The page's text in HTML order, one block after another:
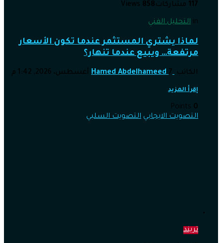
117 مشاركات858
in التحليل الفني
لماذا يشتري المستثمر عندما تكون الأسعار
مرتفعة… ويبيع عندما تنهار؟
الكاتب Hamed Abdelhameed 7 أغسطس، 2026, 1:42 م
إقرأ المزيد
0
التصويت الايجابي التصويت السلبي
تريند